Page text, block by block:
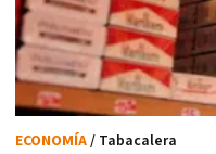
ECONOMÍA/ Tabacalera